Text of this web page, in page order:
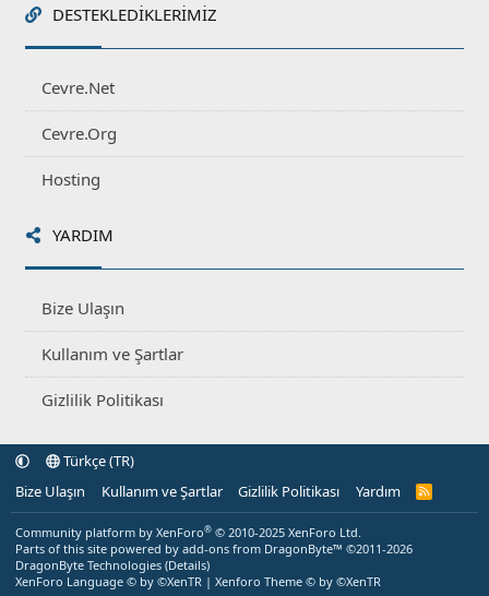
DESTEKLEDIKLERIMIZ
Cevre.Net
Cevre.Org
Hosting
YARDIM
Bize Ulaşın
Kullanım ve Şartlar
Gizlilik Politikası
Türkçe (TR)
Bize Ulaşın
Kullanım ve Şartlar Gizlilik Politikası Yardım
R
Community platform by XenForo® © 2010-2025 XenForo Ltd.
Parts of this site powered by add-ons from DragonByte™ ©2011-2026
DragonByte Technologies (Details)
XenForo Language © by ©XenTR | Xenforo Theme © by ©XenTR